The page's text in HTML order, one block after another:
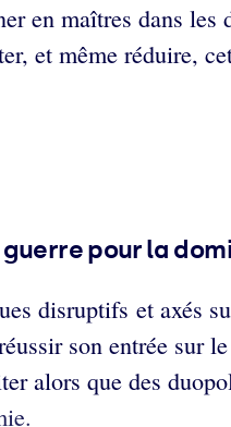
en maîtres dans
et même réduire,
pour la
disruptifs et axés
son entrée
alors que des